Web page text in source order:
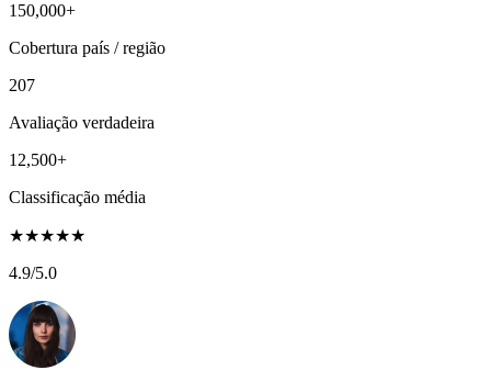
150,000+
Cobertura país / região
207
Avaliação verdadeira
12,500+
Classificação média
★★★★★
4.9/5.0